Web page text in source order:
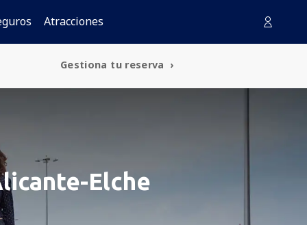
Atracciones
Gestiona tu reserva
Elche